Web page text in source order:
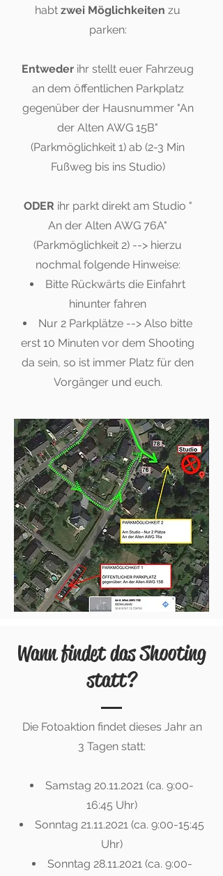
habt zwei Möglichkeiten zu
parken:
Entweder ihr stellt euer Fahrzeug
an dem öffentlichen Parkplatz
gegenüber der Hausnummer "An
der Alten AWG 15B"
(Parkmöglichkeit 1) ab (2-3 Min
Fußweg bis ins Studio)
ODER ihr parkt direkt am Studio "
An der Alten AWG 76A"
(Parkmöglichkeit 2) --> hierzu
nochmal folgende Hinweise:
Bitte Rückwärts die Einfahrt
hinunter fahren
Nur 2 Parkplätze --> Also bitte
erst 10 Minuten vor dem Shooting
da sein, so ist immer Platz für den
Vorgänger und euch.
Wann findet das Shooting
statt?
Die Fotoaktion findet dieses Jahr an
3 Tagen statt:
Samstag 20.11.2021 (ca. 9:00-
16:45 Uhr)
Sonntag 21.11.2021 (ca. 9:00-15:45
Uhr)
Sonntag 28.11.2021(ca. 9:00-